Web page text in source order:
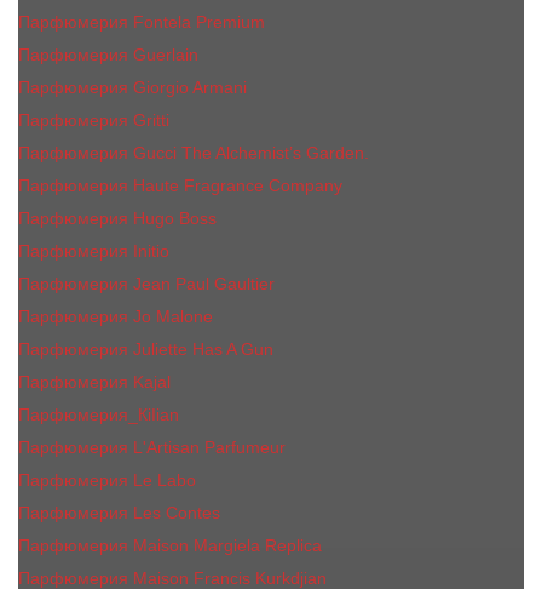
Парфюмерия Fontela Premium
Парфюмерия Guerlain
Парфюмерия Giorgio Armani
Парфюмерия Gritti
Парфюмерия Gucci The Alchemist’s Garden.
Парфюмерия Haute Fragrance Company
Парфюмерия Hugo Boss
Парфюмерия Initio
Парфюмерия Jean Paul Gaultier
Парфюмерия Jо Malоnе
Парфюмерия Juliette Has A Gun
Парфюмерия Kajal
Парфюмерия_КiIiаn
Парфюмерия L'Artisan Parfumeur
Парфюмерия Le Labo
Парфюмерия Les Contes
Парфюмерия Maison Margiela Replica
Парфюмерия Maison Francis Kurkdjian